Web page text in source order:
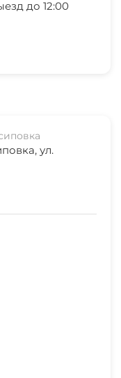
до 12:00
ул.